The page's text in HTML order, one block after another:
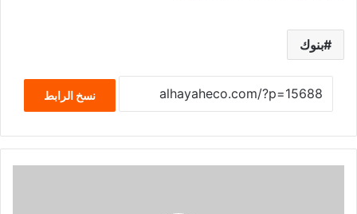
بنوك
نسخ الرابط